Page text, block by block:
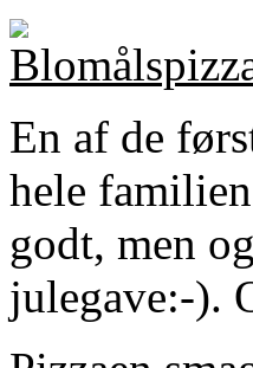
En af de
hele
godt, men
julegave:-).